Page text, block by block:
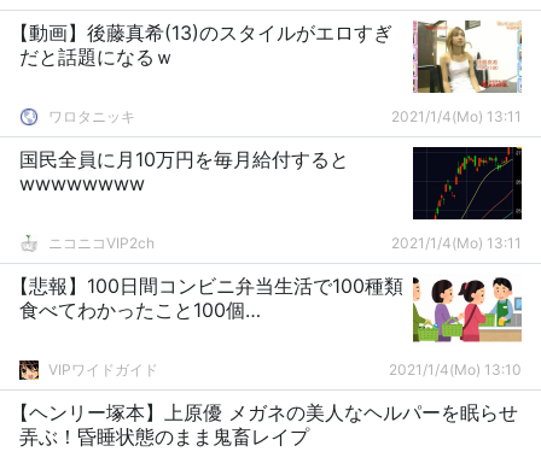
【動画】後藤真希(13)のスタイルがエロすぎ
だと話題になるｗ
ワロタニッキ 2021/1/4(Mo) 13:11
国民全員に月10万円を毎月給付すると
wwwwwwww
ニコニコVIP2ch 2021/1/4(Mo) 13:11
【悲報】100日間コンビニ弁当生活で100種類
食べてわかったこと100個…
VIPワイドガイド 2021/1/4(Mo) 13:10
【ヘンリー塚本】上原優 メガネの美人なヘルパーを眠らせ
弄ぶ！昏睡状態のまま鬼畜レイプ